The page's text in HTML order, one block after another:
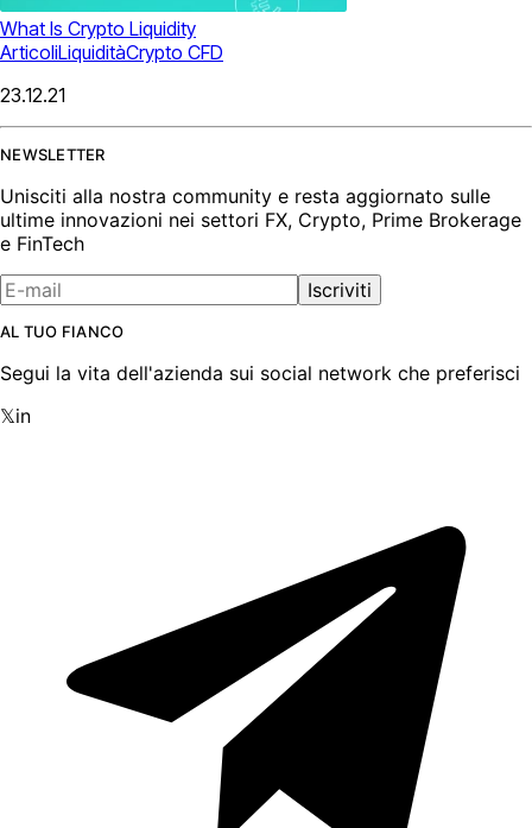
What Is Crypto Liquidity
ArticoliLiquiditàCrypto CFD
23.12.21
NEWSLETTER
Unisciti alla nostra community e resta aggiornato sulle
ultime innovazioni nei settori FX, Crypto, Prime Brokerage
e FinTech
Iscriviti
AL TUO FIANCO
Segui la vita dell'azienda sui social network che preferisci
𝕏in